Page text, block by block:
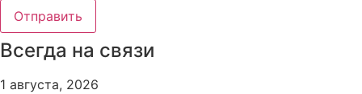
Отправить
Всегда на связи
1 августа, 2026